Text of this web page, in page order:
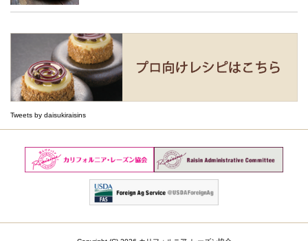
Tweets by daisukiraisins